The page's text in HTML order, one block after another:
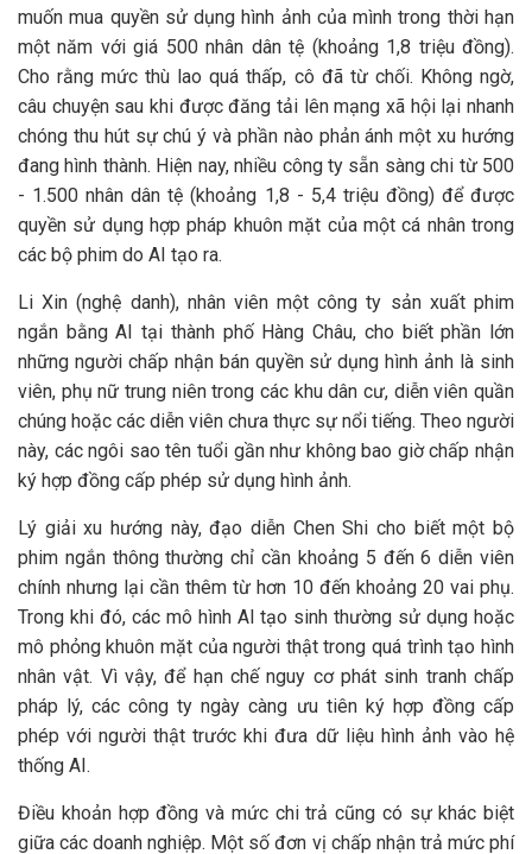
muốn mua quyền sử dụng hình ảnh của mình trong thời hạn
một năm với giá 500 nhân dân tệ (khoảng 1,8 triệu đồng).
Cho rằng mức thù lao quá thấp, cô đã từ chối. Không ngờ,
câu chuyện sau khi được đăng tải lên mạng xã hội lại nhanh
chóng thu hút sự chú ý và phần nào phản ánh một xu hướng
đang hình thành. Hiện nay, nhiều công ty sẵn sàng chi từ 500
- 1.500 nhân dân tệ (khoảng 1,8 - 5,4 triệu đồng) để được
quyền sử dụng hợp pháp khuôn mặt của một cá nhân trong
các bộ phim do AI tạo ra.
Li Xin (nghệ danh), nhân viên một công ty sản xuất phim
ngắn bằng AI tại thành phố Hàng Châu, cho biết phần lớn
những người chấp nhận bán quyền sử dụng hình ảnh là sinh
viên, phụ nữ trung niên trong các khu dân cư, diễn viên quần
chúng hoặc các diễn viên chưa thực sự nổi tiếng. Theo người
này, các ngôi sao tên tuổi gần như không bao giờ chấp nhận
ký hợp đồng cấp phép sử dụng hình ảnh.
Lý giải xu hướng này, đạo diễn Chen Shi cho biết một bộ
phim ngắn thông thường chỉ cần khoảng 5 đến 6 diễn viên
chính nhưng lại cần thêm từ hơn 10 đến khoảng 20 vai phụ.
Trong khi đó, các mô hình AI tạo sinh thường sử dụng hoặc
mô phỏng khuôn mặt của người thật trong quá trình tạo hình
nhân vật. Vì vậy, để hạn chế nguy cơ phát sinh tranh chấp
pháp lý, các công ty ngày càng ưu tiên ký hợp đồng cấp
phép với người thật trước khi đưa dữ liệu hình ảnh vào hệ
thống AI.
Điều khoản hợp đồng và mức chi trả cũng có sự khác biệt
giữa các doanh nghiệp. Một số đơn vị chấp nhận trả mức phí